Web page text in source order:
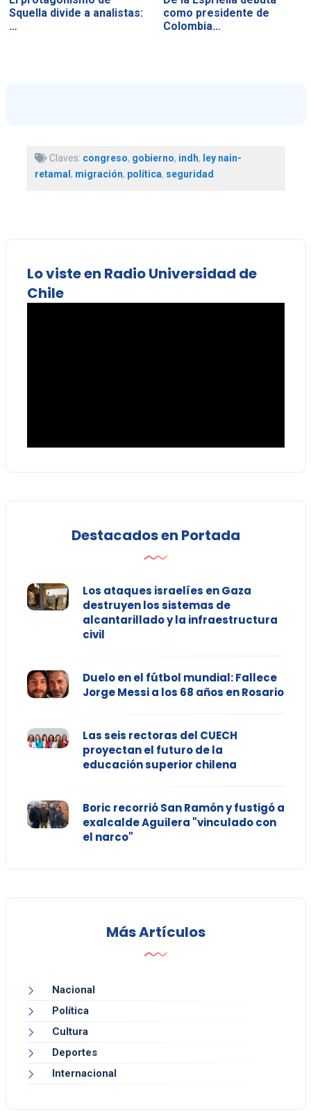
Squella divide a analistas:
…
como presidente de
Colombia…
Claves: congreso, gobierno, indh, ley nain-
retamal, migración, política, seguridad
Lo viste en Radio Universidad de
Chile
Destacados en Portada
Los ataques israelíes en Gaza
destruyen los sistemas de
alcantarillado y la infraestructura
civil
Duelo en el fútbol mundial: Fallece
Jorge Messi a los 68 años en Rosario
Las seis rectoras del CUECH
proyectan el futuro de la
educación superior chilena
Boric recorrió San Ramón y fustigó a
exalcalde Aguilera "vinculado con
el narco"
Más Artículos
Nacional
Política
Cultura
Deportes
Internacional